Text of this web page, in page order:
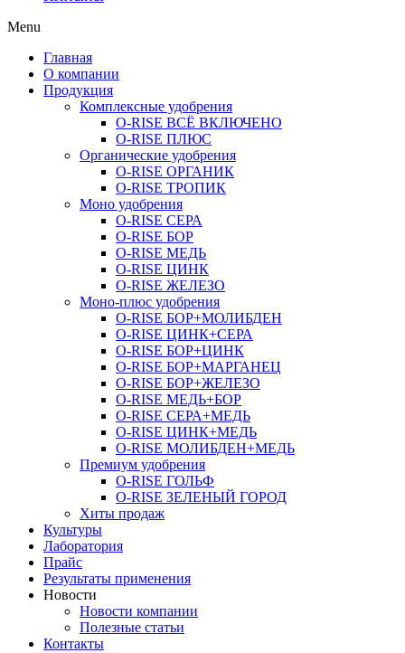
Menu
Главная
О компании
Продукция
Комплексные удобрения
O-RISE ВСЁ ВКЛЮЧЕНО
O-RISE ПЛЮС
Органические удобрения
O-RISE ОРГАНИК
O-RISE ТРОПИК
Моно удобрения
O-RISE СЕРА
O-RISE БОР
O-RISE МЕДЬ
O-RISE ЦИНК
O-RISE ЖЕЛЕЗО
Моно-плюс удобрения
O-RISE БОР+МОЛИБДЕН
O-RISE ЦИНК+СЕРА
O-RISE БОР+ЦИНК
O-RISE БОР+МАРГАНЕЦ
O-RISE БОР+ЖЕЛЕЗО
O-RISE МЕДЬ+БОР
O-RISE СЕРА+МЕДЬ
O-RISE ЦИНК+МЕДЬ
O-RISE МОЛИБДЕН+МЕДЬ
Премиум удобрения
O-RISE ГОЛЬФ
O-RISE ЗЕЛЕНЫЙ ГОРОД
Хиты продаж
Культуры
Лаборатория
Прайс
Результаты применения
Новости
Новости компании
Полезные статьи
Контакты